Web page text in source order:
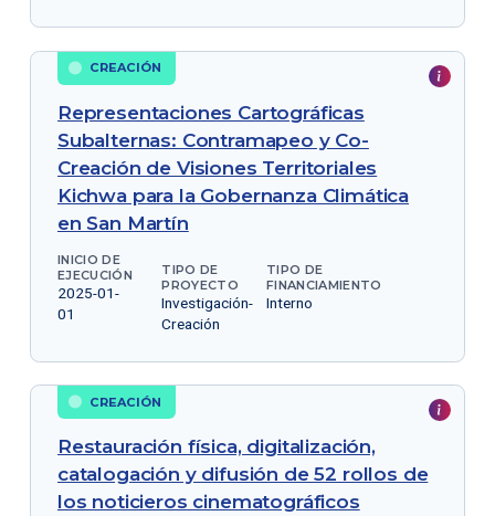
CREACIÓN
Representaciones Cartográficas
Subalternas: Contramapeo y Co-
Creación de Visiones Territoriales
Kichwa para la Gobernanza Climática
en San Martín
INICIO DE
EJECUCIÓN
2025-01-
01
TIPO DE
PROYECTO
Investigación-
Creación
TIPO DE
FINANCIAMIENTO
Interno
CREACIÓN
Restauración física, digitalización,
catalogación y difusión de 52 rollos de
los noticieros cinematográficos